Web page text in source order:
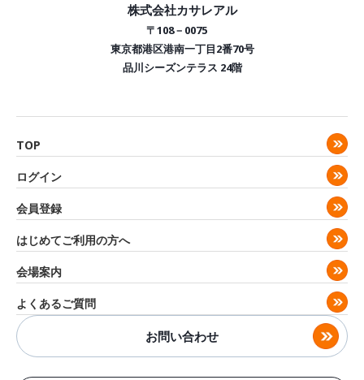
株式会社カサレアル
〒108－0075
東京都港区港南一丁目2番70号
品川シーズンテラス 24階
TOP
ログイン
会員登録
はじめてご利用の方へ
会場案内
よくあるご質問
お問い合わせ